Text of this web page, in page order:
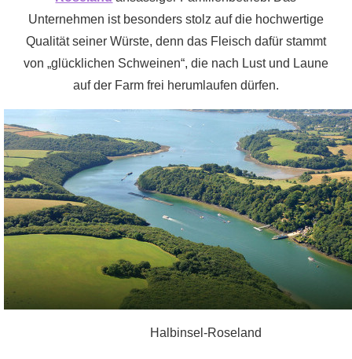
Unternehmen ist besonders stolz auf die hochwertige
Qualität seiner Würste, denn das Fleisch dafür stammt
von „glücklichen Schweinen“, die nach Lust und Laune
auf der Farm frei herumlaufen dürfen.
Halbinsel-Roseland